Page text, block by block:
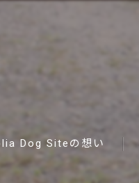
Dog Siteの想い